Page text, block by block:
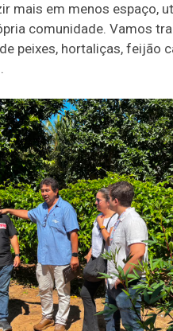
mais em menos espaço,
comunidade. Vamos
peixes, hortaliças, feijão